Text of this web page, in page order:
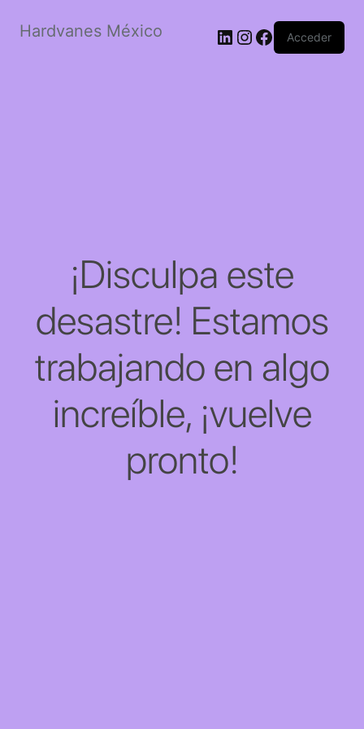
Hardvanes México LinkedIn
Instagram
Facebook
Acceder
¡Disculpa este
desastre! Estamos
trabajando en algo
increíble, ¡vuelve
pronto!